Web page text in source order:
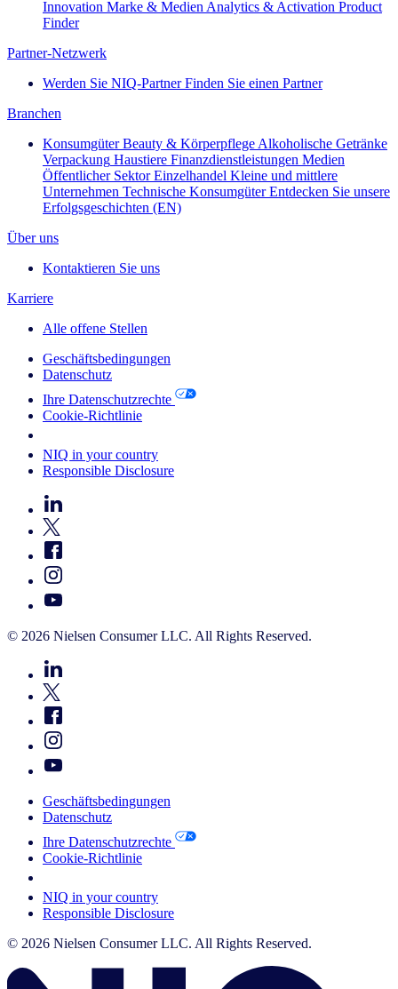
Innovation Marke & Medien Analytics & Activation Product
Finder
Partner-Netzwerk
Werden Sie NIQ-Partner Finden Sie einen Partner
Branchen
Konsumgüter Beauty & Körperpflege Alkoholische Getränke
Verpackung Haustiere Finanzdienstleistungen Medien
Öffentlicher Sektor Einzelhandel Kleine und mittlere
Unternehmen Technische Konsumgüter Entdecken Sie unsere
Erfolgsgeschichten (EN)
Über uns
Kontaktieren Sie uns
Karriere
Alle offene Stellen
Geschäftsbedingungen
Datenschutz
Ihre Datenschutzrechte
Cookie-Richtlinie
NIQ in your country
Responsible Disclosure
© 2026 Nielsen Consumer LLC. All Rights Reserved.
Geschäftsbedingungen
Datenschutz
Ihre Datenschutzrechte
Cookie-Richtlinie
NIQ in your country
Responsible Disclosure
© 2026 Nielsen Consumer LLC. All Rights Reserved.